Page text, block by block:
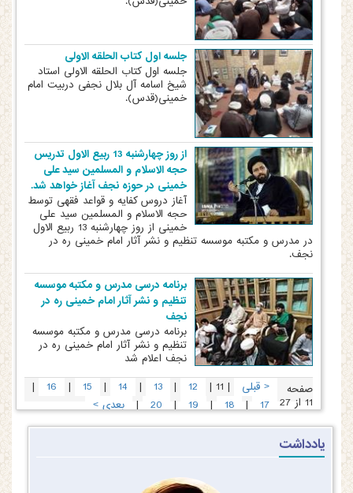
جلسه اول کتاب الحلقه الاولی
جلسه اول کتاب الحلقه الاولی استاد
شیخ اسامه آل بلال نجفی دربیت امام
خمینی(قدس).
از روز چهارشنبه 13 ربیع الاول تدریس
حجه الاسلام و المسلمین سید علی
خمینی در حوزه نجف آغاز خواهد شد.
آغاز دروس کفایه و قواعد فقهی توسط
حجه الاسلام و المسلمین سید علی
خمینی از روز چهارشنبه 13 ربیع الاول
در مدرس و مکتبه موسسه تنظیم و نشر آثار امام خمینی ره در
نجف.
برنامه درسی مدرس و مکتبه موسسه
تنظیم و نشر آثار امام خمینی ره در
نجف
برنامه درسی مدرس و مکتبه موسسه
تنظیم و نشر آثار امام خمینی ره در
نجف اعلام شد
صفحه
11 از 27
< قبلی |
11
|
12
|
13
|
14
|
15
|
16
|
17
|
18
|
19
|
20
| بعدی >
یادداشت